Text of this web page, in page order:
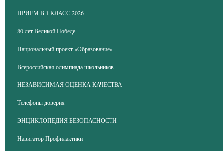
ПРИЕМ В 1 КЛАСС 2026
80 лет Великой Победе
Национальный проект «Образование»
Всероссийская олимпиада школьников
НЕЗАВИСИМАЯ ОЦЕНКА КАЧЕСТВА
Телефоны доверия
ЭНЦИКЛОПЕДИЯ БЕЗОПАСНОСТИ
Навигатор Профилактики